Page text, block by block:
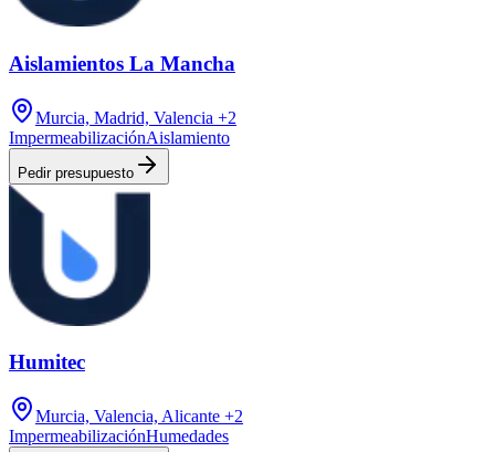
Aislamientos La Mancha
Murcia, Madrid, Valencia +2
ImpermeabilizaciónAislamiento
Pedir presupuesto
Humitec
Murcia, Valencia, Alicante +2
ImpermeabilizaciónHumedades